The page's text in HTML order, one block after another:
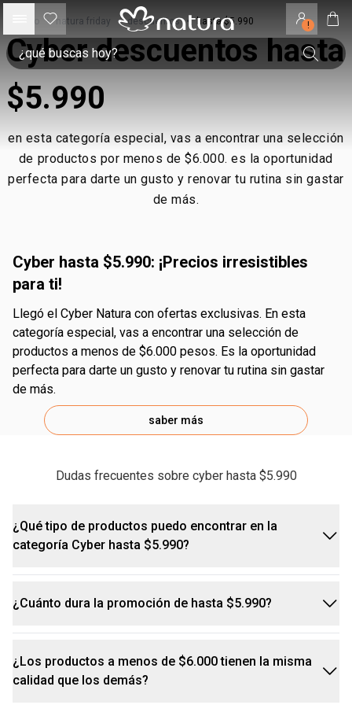
!
• natura friday • descuentos • hasta $5.990
Cyber descuentos hasta
$5.990
en esta categoría especial, vas a encontrar una selección
de productos por menos de $6.000. es la oportunidad
perfecta para darte un gusto y renovar tu rutina sin gastar
de más.
Cyber hasta $5.990: ¡Precios irresistibles
para ti!
Llegó el Cyber Natura con ofertas exclusivas. En esta
categoría especial, vas a encontrar una selección de
productos a menos de $6.000 pesos. Es la oportunidad
perfecta para darte un gusto y renovar tu rutina sin gastar
de más.
saber más
por hasta 72 horas con tus fragancias favoritas:
Desodorante roll-on Erva Doce: La protección que
necesitas con el aroma inconfundible de Natura Erva Doce.
Dudas frecuentes sobre cyber hasta $5.990
¿Qué tipo de productos puedo encontrar en la
categoría Cyber hasta $5.990?
En esta categoría de Cyber, encontrarás una
selección de productos esenciales para el cuidado
ejemplo, podrás encontrar desodorantes, bálsamos
labiales y algunos productos capilares, perfectos
¿Cuánto dura la promoción de hasta $5.990?
Estas son ofertas exclusivas y solo están
disponibles durante los tres días del Cyber Natura.
¿Los productos a menos de $6.000 tienen la misma
calidad que los demás?